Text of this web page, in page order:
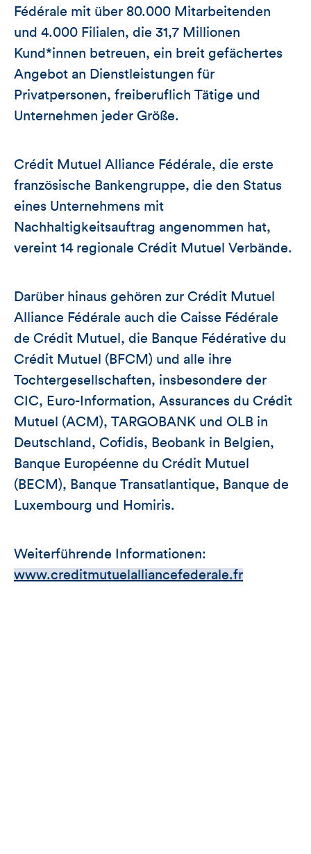
Fédérale mit über 80.000 Mitarbeitenden
und 4.000 Filialen, die 31,7 Millionen
Kund*innen betreuen, ein breit gefächertes
Angebot an Dienstleistungen für
Privatpersonen, freiberuflich Tätige und
Unternehmen jeder Größe.
Crédit Mutuel Alliance Fédérale, die erste
französische Bankengruppe, die den Status
eines Unternehmens mit
Nachhaltigkeitsauftrag angenommen hat,
vereint 14 regionale Crédit Mutuel Verbände.
Darüber hinaus gehören zur Crédit Mutuel
Alliance Fédérale auch die Caisse Fédérale
de Crédit Mutuel, die Banque Fédérative du
Crédit Mutuel (BFCM) und alle ihre
Tochtergesellschaften, insbesondere der
CIC, Euro-Information, Assurances du Crédit
Mutuel (ACM), TARGOBANK und OLB in
Deutschland, Cofidis, Beobank in Belgien,
Banque Européenne du Crédit Mutuel
(BECM), Banque Transatlantique, Banque de
Luxembourg und Homiris.
Weiterführende Informationen:
www.creditmutuelalliancefederale.fr